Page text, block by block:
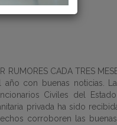
RUMORES CADA TRES
con buenas noticias.
Civiles del
privada ha sido
corroboren las